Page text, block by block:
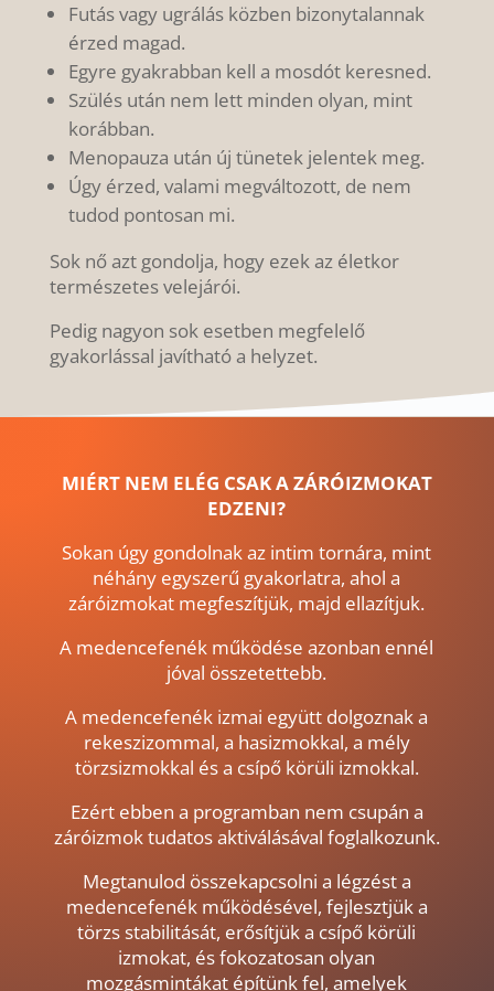
Futás vagy ugrálás közben bizonytalannak
érzed magad.
Egyre gyakrabban kell a mosdót keresned.
Szülés után nem lett minden olyan, mint
korábban.
Menopauza után új tünetek jelentek meg.
Úgy érzed, valami megváltozott, de nem
tudod pontosan mi.
Sok nő azt gondolja, hogy ezek az életkor
természetes velejárói.
Pedig nagyon sok esetben megfelelő
gyakorlással javítható a helyzet.
MIÉRT NEM ELÉG CSAK A ZÁRÓIZMOKAT
EDZENI?
Sokan úgy gondolnak az intim tornára, mint
néhány egyszerű gyakorlatra, ahol a
záróizmokat megfeszítjük, majd ellazítjuk.
A medencefenék működése azonban ennél
jóval összetettebb.
A medencefenék izmai együtt dolgoznak a
rekeszizommal, a hasizmokkal, a mély
törzsizmokkal és a csípő körüli izmokkal.
Ezért ebben a programban nem csupán a
záróizmok tudatos aktiválásával foglalkozunk.
Megtanulod összekapcsolni a légzést a
medencefenék működésével, fejlesztjük a
törzs stabilitását, erősítjük a csípő körüli
izmokat, és fokozatosan olyan
mozgásmintákat építünk fel, amelyek